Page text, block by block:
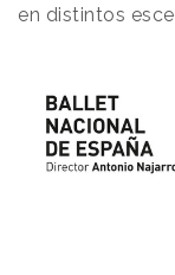
en distintos